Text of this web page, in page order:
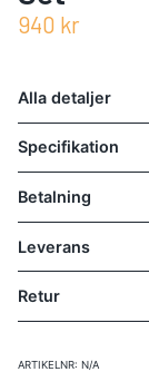
940 kr
Alla detaljer
Specifikation
Betalning
Leverans
Retur
ARTIKELNR: N/A